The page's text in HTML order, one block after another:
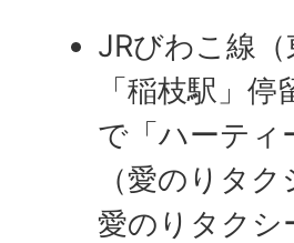
JRびわこ線
「稲枝駅」
で「ハーティ
（愛のりタ
愛のりタクシ